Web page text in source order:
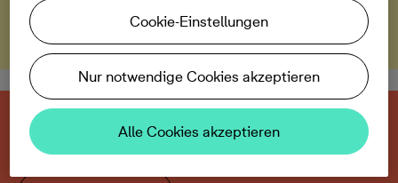
Zu den freien Wohnungen
Diese neu gebaute Immobilie ist bereits
verkauft.
Cookie-Einstellungen
Nur notwendige Cookies akzeptieren
Alle Cookies akzeptieren